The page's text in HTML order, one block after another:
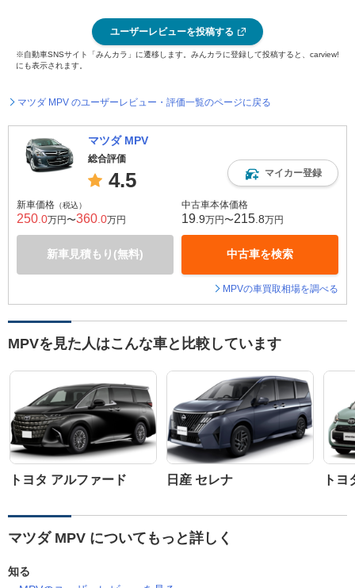
ユーザーレビューを投稿する
※自動車SNSサイト「みんカラ」に遷移します。みんカラに登録して投稿すると、carview!
にも表示されます。
マツダ MPV のユーザーレビュー・評価一覧のページに戻る
マツダ MPV
総合評価
4.5 マイカー登録
新車価格 （税込）
250 .0万円〜360 .0万円
新車見積もり(無料)
中古車本体価格
19 .9万円〜215 .8万円
中古車を検索
MPVの車買取相場を調べる
MPVを見た人はこんな車と比較しています
トヨタ アルファード 日産 セレナ ト
マツダ MPV についてもっと詳しく
知る